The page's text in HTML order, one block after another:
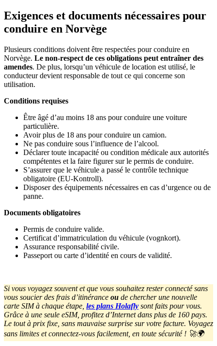
Exigences et documents nécessaires pour
conduire en Norvège
Plusieurs conditions doivent être respectées pour conduire en
Norvège. Le non-respect de ces obligations peut entraîner des
amendes. De plus, lorsqu’un véhicule de location est utilisé, le
conducteur devient responsable de tout ce qui concerne son
utilisation.
Conditions requises
Être âgé d’au moins 18 ans pour conduire une voiture
particulière.
Avoir plus de 18 ans pour conduire un camion.
Ne pas conduire sous l’influence de l’alcool.
Déclarer toute incapacité ou condition médicale aux autorités
compétentes et la faire figurer sur le permis de conduire.
S’assurer que le véhicule a passé le contrôle technique
obligatoire (EU-Kontroll).
Disposer des équipements nécessaires en cas d’urgence ou de
panne.
Documents obligatoires
Permis de conduire valide.
Certificat d’immatriculation du véhicule (vognkort).
Assurance responsabilité civile.
Passeport ou carte d’identité en cours de validité.
Si vous voyagez souvent et que vous souhaitez rester connecté sans
vous soucier des frais d’itinérance ou de chercher une nouvelle
carte SIM à chaque étape, les plans Holafly sont faits pour vous.
Grâce à une seule eSIM, profitez d’Internet dans plus de 160 pays.
Le tout à prix fixe, sans mauvaise surprise sur votre facture. Voyagez
sans limites et connectez-vous facilement, en toute sécurité ! 🚀🌍